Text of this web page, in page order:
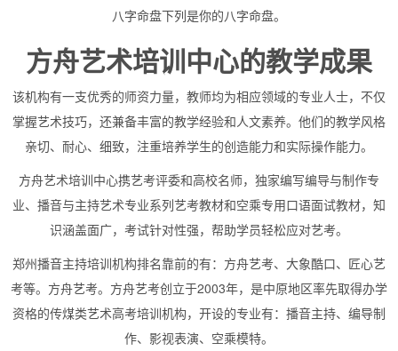
八字命盘下列是你的八字命盘。
方舟艺术培训中心的教学成果
该机构有一支优秀的师资力量，教师均为相应领域的专业人士，不仅
掌握艺术技巧，还兼备丰富的教学经验和人文素养。他们的教学风格
亲切、耐心、细致，注重培养学生的创造能力和实际操作能力。
方舟艺术培训中心携艺考评委和高校名师，独家编写编导与制作专
业、播音与主持艺术专业系列艺考教材和空乘专用口语面试教材，知
识涵盖面广，考试针对性强，帮助学员轻松应对艺考。
郑州播音主持培训机构排名靠前的有：方舟艺考、大象酷口、匠心艺
考等。方舟艺考。方舟艺考创立于2003年，是中原地区率先取得办学
资格的传煤类艺术高考培训机构，开设的专业有：播音主持、编导制
作、影视表演、空乘模特。